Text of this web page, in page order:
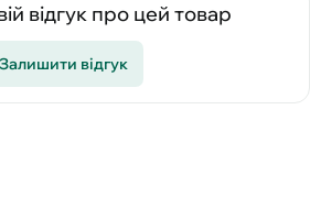
відгук про цей товар
Залишити відгук